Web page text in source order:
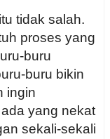
tidak salah.
proses yang
buru
buru bikin
ingin
yang nekat
sekali-sekali